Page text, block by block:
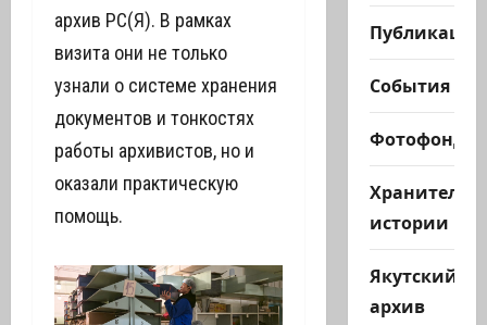
архив РС(Я). В рамках
визита они не только
узнали о системе хранения
документов и тонкостях
работы архивистов, но и
оказали практическую
помощь.
Публикации
События
Фотофонд
Хранители
истории
Якутский
архив